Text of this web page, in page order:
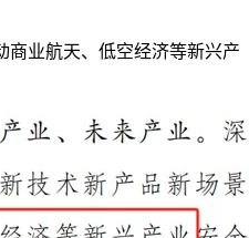
商业航天、低空经济等新兴产